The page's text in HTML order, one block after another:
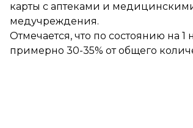
карты с аптеками и
медучреждения.
Отмечается, что по состоянию на
примерно 30-35% от общего